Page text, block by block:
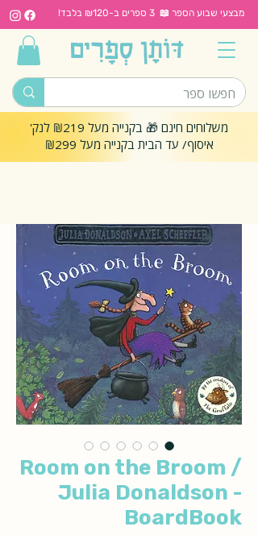
מבצעי שבוע הספר 📖 3 ספרים ב-₪120 בלבד!
משלוחים חינם 🎁 בקנייה מעל ₪219 לנק'
איסוף/ עד הבית בקנייה מעל ₪299
Room on the Broom /
Julia Donaldson -
BoardBook